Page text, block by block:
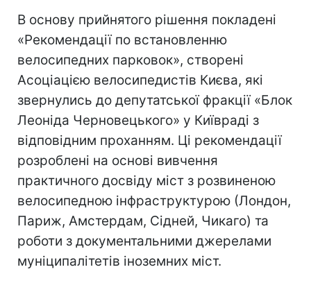
В основу прийнятого рішення покладені
«Рекомендації по встановленню
велосипедних парковок», створені
Асоціацією велосипедистів Києва, які
звернулись до депутатської фракції «Блок
Леоніда Черновецького» у Київраді з
відповідним проханням. Ці рекомендації
розроблені на основі вивчення
практичного досвіду міст з розвиненою
велосипедною інфраструктурою (Лондон,
Париж, Амстердам, Сідней, Чикаго) та
роботи з документальними джерелами
муніципалітетів іноземних міст.